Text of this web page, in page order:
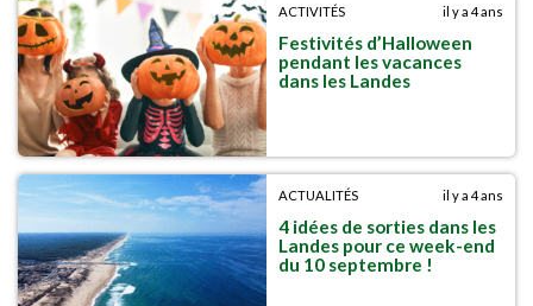
ACTIVITÉS il y a 4 ans
Festivités d’Halloween
pendant les vacances
dans les Landes
ACTUALITÉS il y a 4 ans
4 idées de sorties dans les
Landes pour ce week-end
du 10 septembre !